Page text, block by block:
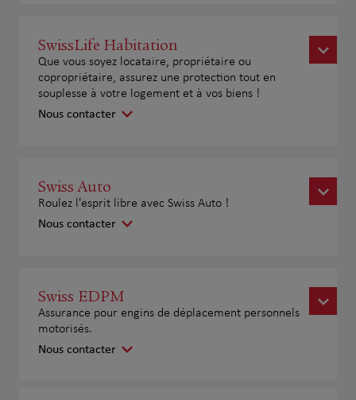
SwissLife Habitation
Que vous soyez locataire, propriétaire ou
copropriétaire, assurez une protection tout en
souplesse à votre logement et à vos biens !
Nous contacter
Swiss Auto
Roulez l'esprit libre avec Swiss Auto !
Nous contacter
Swiss EDPM
Assurance pour engins de déplacement personnels
motorisés.
Nous contacter